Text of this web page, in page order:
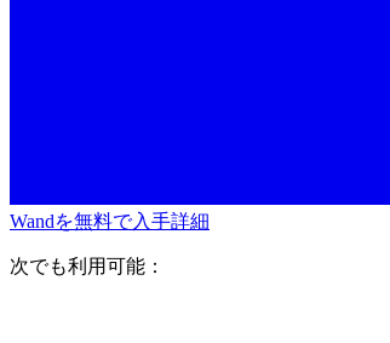
Wandを無料で入手詳細
次でも利用可能：